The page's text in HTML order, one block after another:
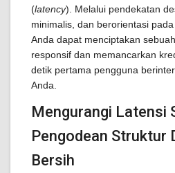
(latency). Melalui pendekatan
minimalis, dan berorientasi
Anda dapat menciptakan
responsif dan memancarkan
detik pertama pengguna
Anda.
Mengurangi Latensi
Pengodean Struktur
Bersih